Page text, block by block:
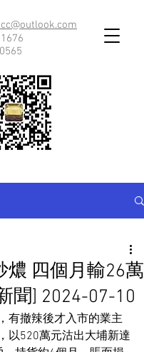
燶 四個月輸26萬
聞] 2024-07-10
有撤辣後才入市的業主
以520萬元沽出大埔新達